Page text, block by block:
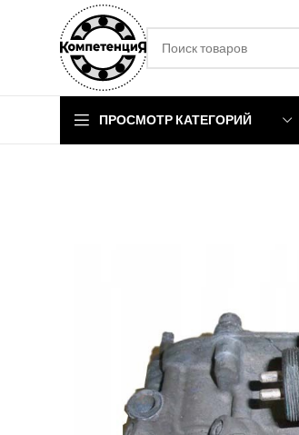
ПРОСМОТР КАТЕГОРИЙ